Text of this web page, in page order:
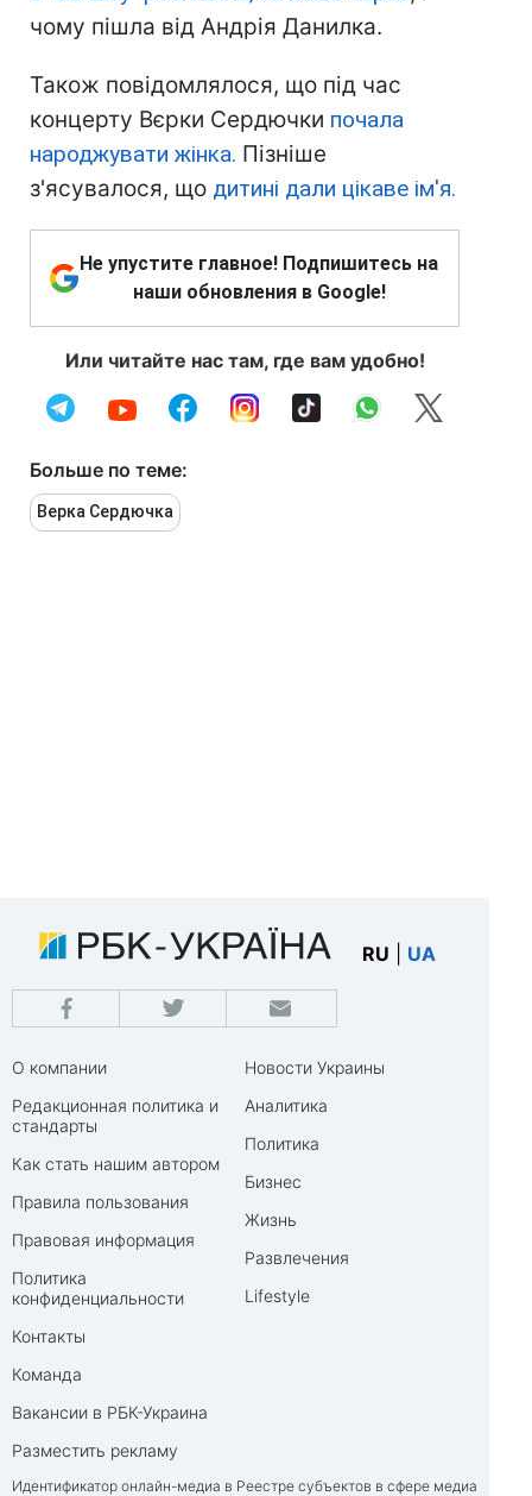
чому пішла від Андрія Данилка.
Також повідомлялося, що під час
концерту Вєрки Сердючки почала
народжувати жінка. Пізніше
з'ясувалося, що дитині дали цікаве ім'я.
Не упустите главное! Подпишитесь на
наши обновления в Google!
Или читайте нас там, где вам удобно!
Больше по теме:
Верка Сердючка
RU UA
О компании
Редакционная политика и
стандарты
Как стать нашим автором
Правила пользования
Правовая информация
Политика
конфиденциальности
Контакты
Команда
Вакансии в РБК-Украина
Разместить рекламу
Новости Украины
Аналитика
Политика
Бизнес
Жизнь
Развлечения
Lifestyle
Идентификатор онлайн-медиа в Реестре субъектов в сфере медиа